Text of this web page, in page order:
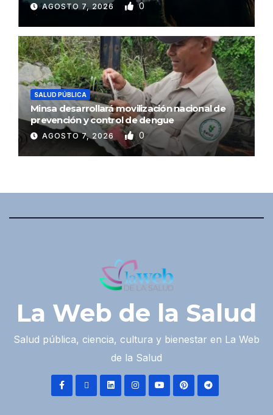
AGOSTO 7, 2026 0
SALUD PÚBLICA
Minsa desarrollará movilización nacional de
prevención y control de dengue
AGOSTO 7, 2026 0
La Web de la Salud
Salud pública, ciencia, cultura y bienestar en La Web
de la Salud